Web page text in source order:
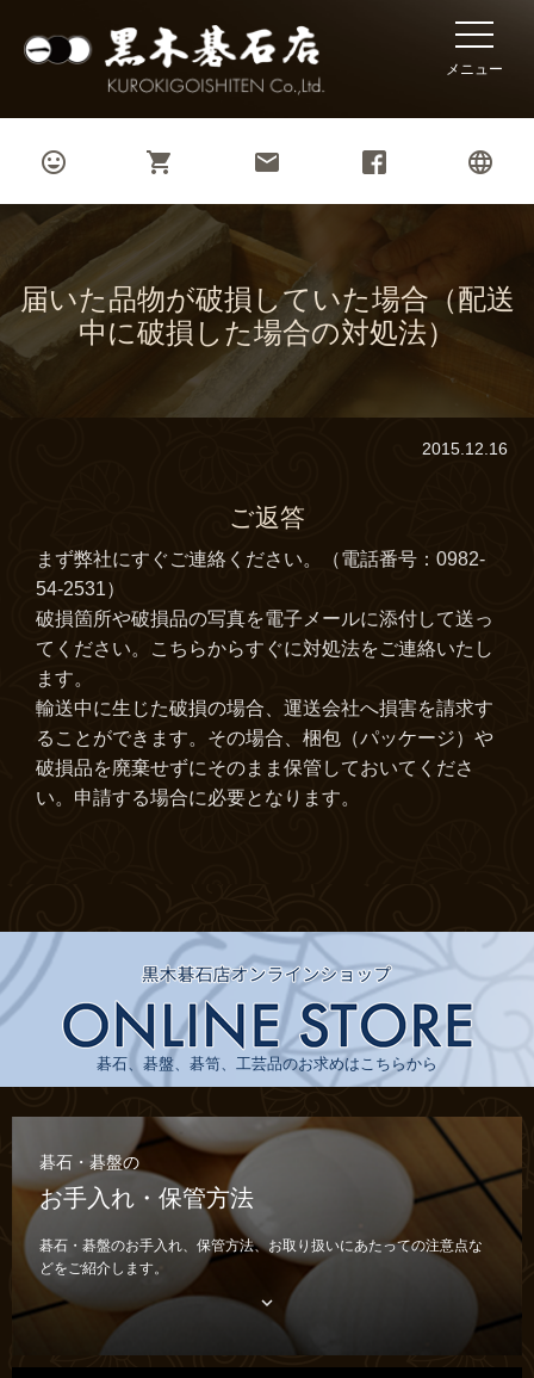
toggle
メニュー
   
届いた品物が破損していた場合（配送
中に破損した場合の対処法）
2015.12.16
ご返答
まず弊社にすぐご連絡ください。（電話番号：0982-
54-2531）
破損箇所や破損品の写真を電子メールに添付して送っ
てください。こちらからすぐに対処法をご連絡いたし
ます。
輸送中に生じた破損の場合、運送会社へ損害を請求す
ることができます。その場合、梱包（パッケージ）や
破損品を廃棄せずにそのまま保管しておいてくださ
い。申請する場合に必要となります。
碁石、碁盤、碁笥、工芸品のお求めはこちらから
碁石・碁盤の
お手入れ・保管方法
碁石・碁盤のお手入れ、保管方法、お取り扱いにあたっての注意点な
どをご紹介します。
